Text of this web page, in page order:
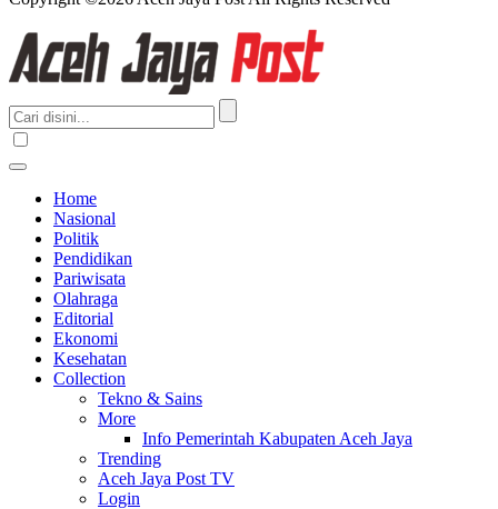
Home
Nasional
Politik
Pendidikan
Pariwisata
Olahraga
Editorial
Ekonomi
Kesehatan
Collection
Tekno & Sains
More
Info Pemerintah Kabupaten Aceh Jaya
Trending
Aceh Jaya Post TV
Login